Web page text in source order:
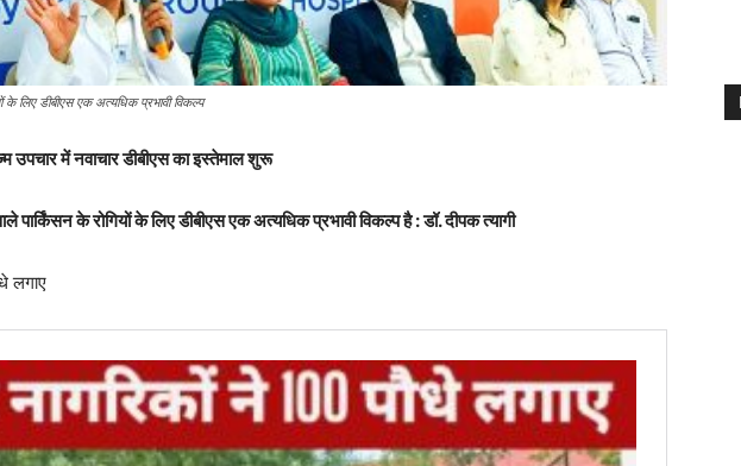
के लिए डीबीएस एक अत्यधिक प्रभावी विकल्प
उपचार में नवाचार डीबीएस का इस्तेमाल शुरू
के रोगियों के लिए डीबीएस एक अत्यधिक प्रभावी विकल्प है : डॉ. दीपक त्यागी
लगाए